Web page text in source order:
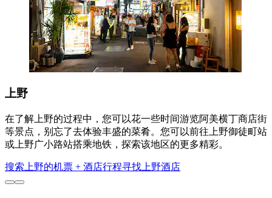
上野
在了解上野的过程中，您可以花一些时间游览阿美横丁商店街
等景点，别忘了去体验丰盛的菜肴。您可以前往上野御徒町站
或上野广小路站搭乘地铁，探索该地区的更多精彩。
搜索上野的机票 + 酒店行程寻找上野酒店